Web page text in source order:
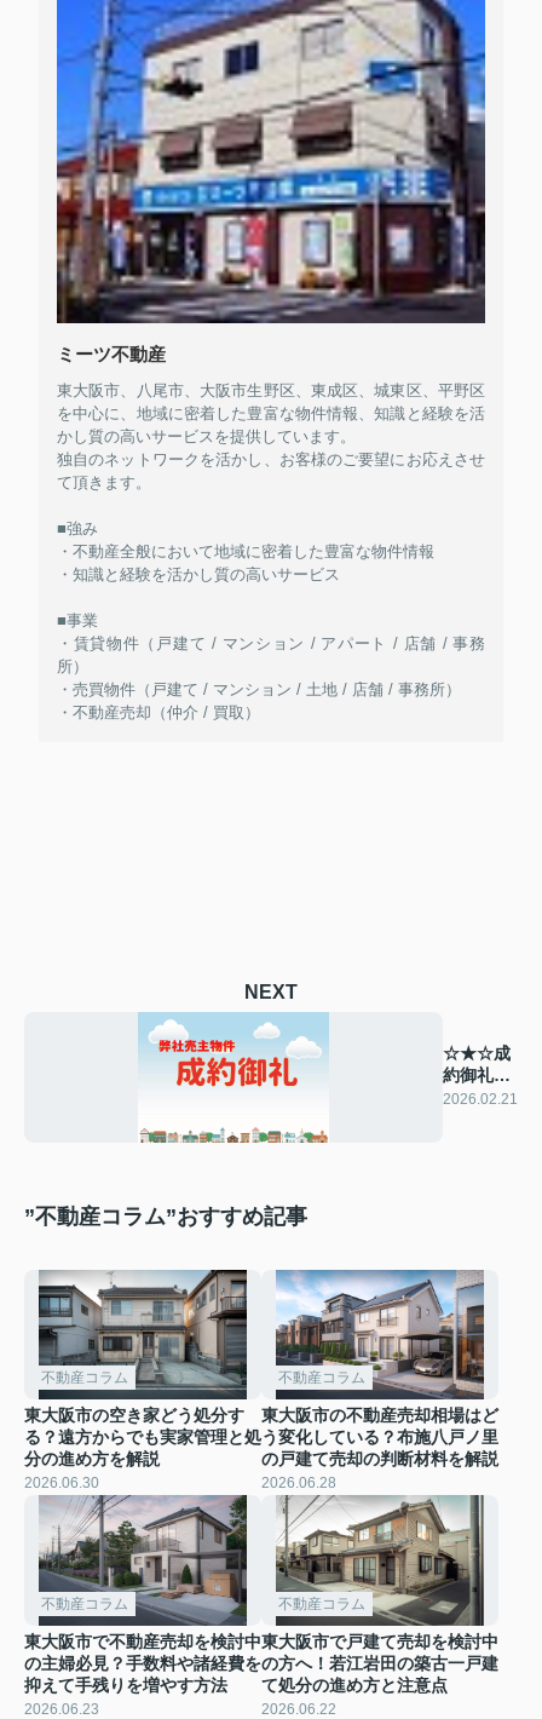
ミーツ不動産
東大阪市、八尾市、大阪市生野区、東成区、城東区、平野区
を中心に、地域に密着した豊富な物件情報、知識と経験を活
かし質の高いサービスを提供しています。
独自のネットワークを活かし、お客様のご要望にお応えさせ
て頂きます。
■強み
・不動産全般において地域に密着した豊富な物件情報
・知識と経験を活かし質の高いサービス
■事業
・賃貸物件（戸建て / マンション / アパート / 店舗 / 事務
所）
・売買物件（戸建て / マンション / 土地 / 店舗 / 事務所）
・不動産売却（仲介 / 買取）
NEXT
☆★☆成
約御礼
☆★☆
2026.02.21
”不動産コラム”おすすめ記事
不動産コラム
東大阪市の空き家どう処分す
る？遠方からでも実家管理と処
分の進め方を解説
2026.06.30
不動産コラム
東大阪市の不動産売却相場はど
う変化している？布施八戸ノ里
の戸建て売却の判断材料を解説
2026.06.28
不動産コラム
東大阪市で不動産売却を検討中
の主婦必見？手数料や諸経費を
抑えて手残りを増やす方法
2026.06.23
不動産コラム
東大阪市で戸建て売却を検討中
の方へ！若江岩田の築古一戸建
て処分の進め方と注意点
2026.06.22